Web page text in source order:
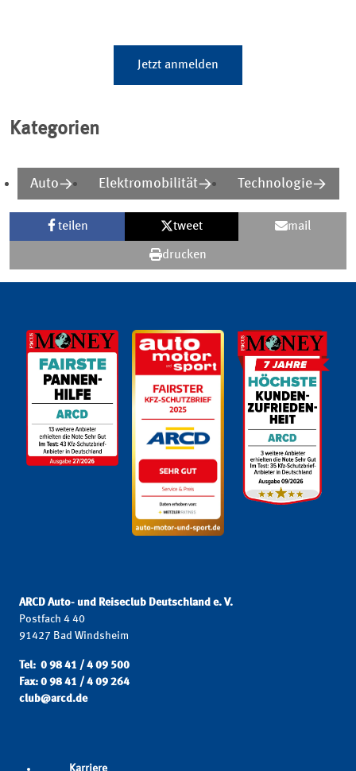
Jetzt anmelden
Kategorien
Auto Elektromobilität Technologie
teilen tweet mail
drucken
ARCD Auto- und Reiseclub Deutschland e. V.
Postfach 4 40
91427 Bad Windsheim
Tel: 0 98 41 / 4 09 500
Fax: 0 98 41 / 4 09 264
club@arcd.de
Karriere